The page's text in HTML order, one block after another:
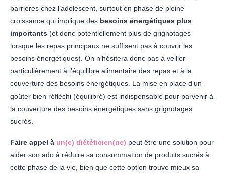
barrières chez l’adolescent, surtout en phase de pleine
croissance qui implique des besoins énergétiques plus
importants (et donc potentiellement plus de grignotages
lorsque les repas principaux ne suffisent pas à couvrir les
besoins énergétiques). On n’hésitera donc pas à veiller
particulièrement à l’équilibre alimentaire des repas et à la
couverture des besoins énergétiques. La mise en place d’un
goûter bien réfléchi (équilibré) est indispensable pour parvenir à
la couverture des besoins énergétiques sans grignotages
sucrés.
Faire appel à un(e) diététicien(ne) peut être une solution pour
aider son ado à réduire sa consommation de produits sucrés à
cette phase de la vie, bien que cette option trouve mieux sa